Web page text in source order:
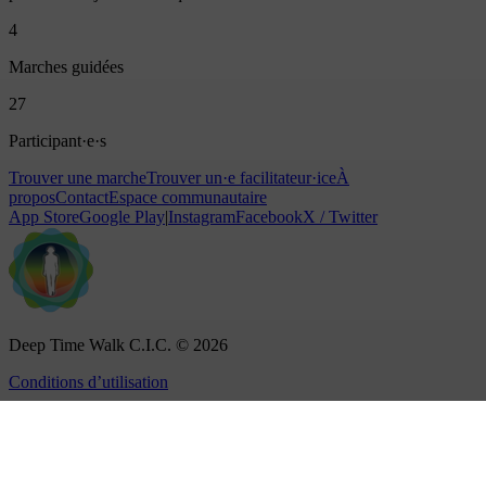
4
Marches guidées
27
Participant·e·s
Trouver une marcheTrouver un·e facilitateur·iceÀ
proposContactEspace communautaire
App StoreGoogle Play|InstagramFacebookX / Twitter
Deep Time Walk C.I.C. © 2026
Conditions d’utilisation